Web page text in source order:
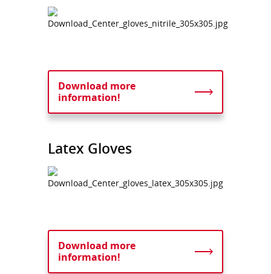
Download more
information!
Latex Gloves
Download more
information!